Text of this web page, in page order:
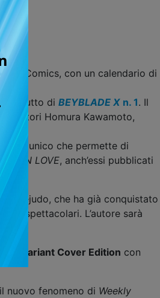
Comics, con un calendario di
debutto di BEYBLADE X n. 1. Il
autori Homura Kawamoto,
unico che permette di
ON LOVE, anch’essi pubblicati
Cejudo, che ha già conquistato
spettacolari. L’autore sarà
Variant Cover Edition con
nuovo fenomeno di Weekly